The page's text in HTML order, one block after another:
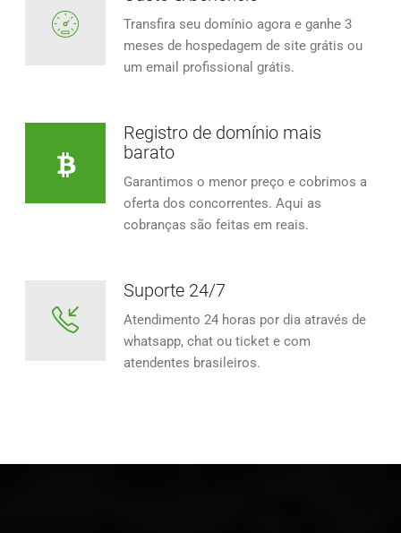
Transfira seu domínio agora e ganhe 3
meses de hospedagem de site grátis ou
um email profissional grátis.
Registro de domínio mais
barato
Garantimos o menor preço e cobrimos a
oferta dos concorrentes. Aqui as
cobranças são feitas em reais.
Suporte 24/7
Atendimento 24 horas por dia através de
whatsapp, chat ou ticket e com
atendentes brasileiros.